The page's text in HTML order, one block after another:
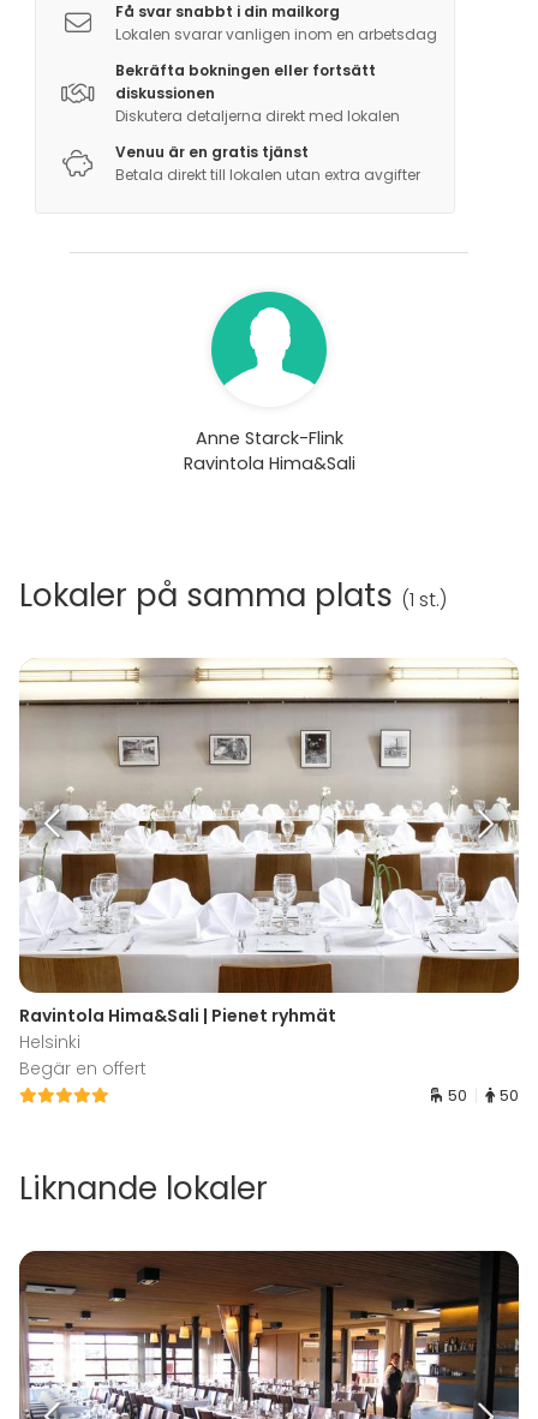
Få svar snabbt i din mailkorg
Lokalen svarar vanligen inom en arbetsdag
Bekräfta bokningen eller fortsätt
diskussionen
Diskutera detaljerna direkt med lokalen
Venuu är en gratis tjänst
Betala direkt till lokalen utan extra avgifter
Anne Starck-Flink
Ravintola Hima&Sali
Lokaler på samma plats (1 st.)
Ravintola Hima&Sali | Pienet ryhmät
Helsinki
Begär en offert
50 50
Liknande lokaler